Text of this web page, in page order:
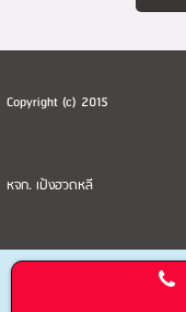
Copyright (c) 2015
หจก. เป้งฮวดหลี